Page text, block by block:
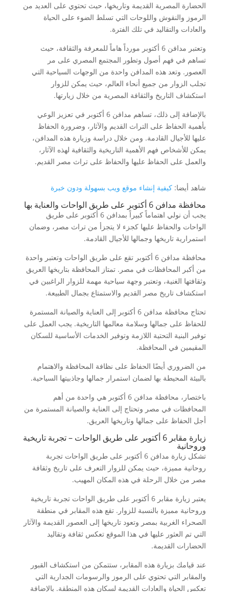
الحضارة المصرية القديمة وتاريخها، حيث تحتوي على العديد من
الرموز والنقوش واللوحات التي تسلط الضوء على الحياة
والعادات والتقاليد في تلك الفترة.
وتعتبر مدافن 6 أكتوبر مورداً هاماً للمعرفة والثقافة، حيث
تساهم في فهم أصول وتطور المجتمع المصري على مر
العصور. وتعد هذه المدافن واحدة من الوجهات السياحية التي
تجلب الزوار من جميع أنحاء العالم، حيث يمكن للزوار
استكشاف التاريخ والثقافة المصرية من خلال زيارتها.
بالإضافة إلى ذلك، تساهم مدافن 6 أكتوبر في تعزيز الوعي
بأهمية الحفاظ على التراث القديم والآثار، وضرورة الحفاظ
عليها للأجيال القادمة. ومن خلال دراسة وزيارة هذه المدافن،
يمكن للأشخاص فهم الأهمية التاريخية والثقافية لهذه الآثار،
والعمل على الحفاظ عليها والحفاظ على تراث مصر القديم.
شاهد أيضا: كيفية إنشاء موقع ويب بسهولة ودون خبرة
محافظة مدافن 6 أكتوبر على طريق الواحات والعناية بها
يجب أن نولي اهتماماً كبيراً بمدافن 6 أكتوبر على طريق
الواحات والحفاظ عليها كجزء لا يتجزأ من تراث مصر، وضمان
استمرارية تاريخها وجمالها للأجيال القادمة.
محافظة مدافن 6 أكتوبر تقع على طريق الواحات وتعتبر واحدة
من أكبر المحافظات في مصر. تمتاز المحافظة بتاريخها العريق
وثقافتها الغنية، وتعتبر وجهة سياحية مهمة للزوار الراغبين في
استكشاف تاريخ مصر القديم والاستمتاع بجمال الطبيعة.
تحتاج محافظة مدافن 6 أكتوبر إلى العناية والصيانة المستمرة
للحفاظ على جمالها وسلامة معالمها التاريخية. يجب العمل على
توفير البنية التحتية اللازمة وتوفير الخدمات الأساسية للسكان
المقيمين في المحافظة.
من الضروري أيضًا الحفاظ على نظافة المحافظة والاهتمام
بالبيئة المحيطة بها لضمان استمرار جمالها وجاذبيتها السياحية.
باختصار، محافظة مدافن 6 أكتوبر هي واحدة من أهم
المحافظات في مصر وتحتاج إلى العناية والصيانة المستمرة من
أجل الحفاظ على جمالها وتاريخها العريق.
زيارة مقابر 6 أكتوبر على طريق الواحات – تجربة تاريخية
وروحانية
تشكل زيارة مدافن 6 أكتوبر على طريق الواحات تجربة
روحانية مميزة، حيث يمكن للزوار التعرف على تاريخ وثقافة
مصر من خلال الرحلة في هذه المكان المهيب.
يعتبر زيارة مقابر 6 أكتوبر على طريق الواحات تجربة تاريخية
وروحانية مميزة بالنسبة للزوار. تقع هذه المقابر في منطقة
الصحراء الغربية بمصر وتعود تاريخها إلى العصور القديمة والآثار
التي تم العثور عليها في هذا الموقع تعكس ثقافة وتقاليد
الحضارات القديمة.
عند قيامك بزيارة هذه المقابر، ستتمكن من استكشاف القبور
والمقابر التي تحتوي على الرموز والرسومات الجدارية التي
تعكس الحياة والعادات القديمة لسكان هذه المنطقة. بالإضافة